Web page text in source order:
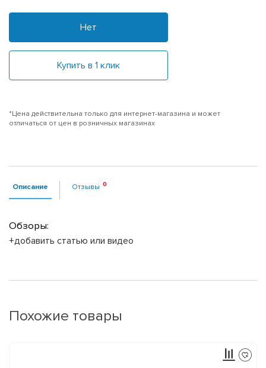
Нет
Купить в 1 клик
*Цена действительна только для интернет-магазина и может
отличаться от цен в розничных магазинах
Описание Отзывы
Обзоры:
+добавить статью или видео
Похожие товары